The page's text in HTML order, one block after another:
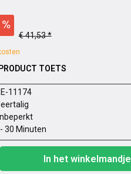
€ 41,53 *
TOETS
11174
30 Minuten
In het winkelmandje